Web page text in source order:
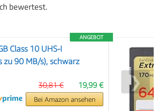
bewertest.
ANGEBOT
Class 10 UHS-I
zu 90 MB/s), schwarz
19,99 €
30,81 €
Bei Amazon ansehen
❯